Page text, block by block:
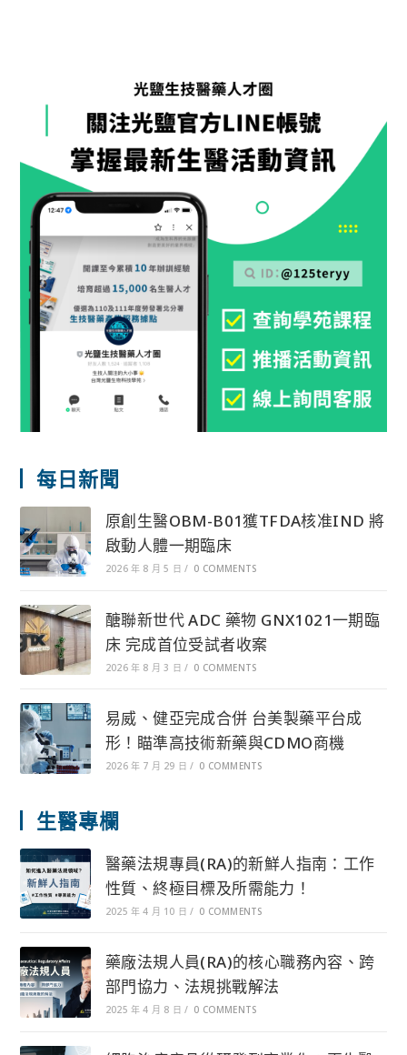
每日新聞
原創生醫OBM-B01獲TFDA核准IND 將
啟動人體一期臨床
2026 年 8 月 5 日 / 0 COMMENTS
醣聯新世代 ADC 藥物 GNX1021一期臨
床 完成首位受試者收案
2026 年 8 月 3 日 / 0 COMMENTS
易威、健亞完成合併 台美製藥平台成
形！瞄準高技術新藥與CDMO商機
2026 年 7 月 29 日 / 0 COMMENTS
生醫專欄
醫藥法規專員(RA)的新鮮人指南：工作
性質、終極目標及所需能力！
2025 年 4 月 10 日 / 0 COMMENTS
藥廠法規人員(RA)的核心職務內容、跨
部門協力、法規挑戰解法
2025 年 4 月 8 日 / 0 COMMENTS